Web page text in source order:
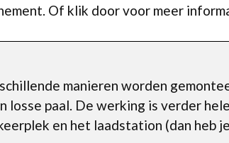
Of klik door voor meer
manieren worden
losse paal. De werking is verder
en het laadstation (dan heb